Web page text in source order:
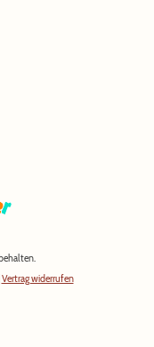
Vertrag widerrufen